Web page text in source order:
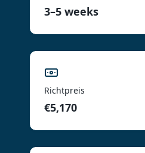
3–5 weeks
Richtpreis
€5,170